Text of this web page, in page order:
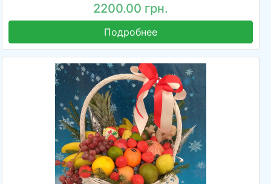
2200.00 грн.
Подробнее